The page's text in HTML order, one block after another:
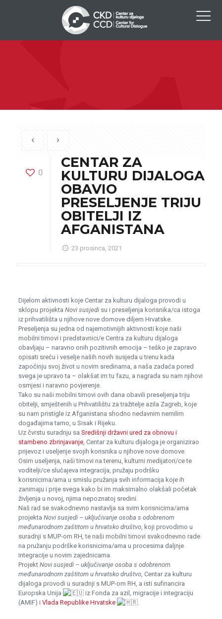
0
CENTAR ZA
KULTURU DIJALOGA
OBAVIO
PRESELJENJE TRIJU
OBITELJI IZ
AFGANISTANA
23 prosinca, 2021
Dijelom aktivnosti koje Centar za kulturu dijaloga provodi u
sklopu projekta Novi susjedisu i preseljenja korisnika/ca istoga
iz prihvatilišta u njihove nove domove diljem Hrvatske.
Preseljenja su jedna od najemotivnijih aktivnosti koje naši
mobilni timovi i predstavnici/e Centra za kulturu dijaloga
obavljaju – naravno onih pozitivnih emocija – teško je zapravo
opisati sreću i veselje naših novih susjeda u trenu kada
započinju svoj život u novim sredinama, a naša zadaća pored
svega je upravo ta – olakšat im tu fazu, a nagrada su nam njihovi
osmjesi i naravno povjerenje.
Tako su naši mobilni timovi ovih dana obavili preseljenja triju
obitelji, smještenih u Prihvatilištu za tražitelje azila Zagreb, koje
su nam pristigle iz Afganistana shodno nedavnim nemilim
događajima tamo, u Sisak i Rijeku.
Uz čvrstu suradnju sa Središnji državni ured za obnovu i
stambeno zbrinjavanje, Centar za kulturu dijaloga je organizirao
prijevoz i useljenje svojih korisnika u njihove nove domove.
Osim useljenja, naši timovi na terenu, kulturni medijatori/ce te
voditelji/ce slučajeva integracija, pružaju podršku
korisnicima/ama u smislu pružanja svih informacija koje ih
zanimaju i prije svega kako bi im maksimalno olakšali početak
življenja u novoj, njima nepoznatoj sredini.
Naš rad se svakodnevno nastavlja sa svim korisnicima/ama
projekta Novi susjedi – uključivanje osoba s odobrenom
međunarodnom zaštitom u hrvatsko društvo, koji provodimo u
suradnji s MUP-om RH, te naši mobilni timovi svakodnevno rade
na pružanju podrške korisnicima/ama u procesima daljnje
integracije u novim zajednicama.
Projekt Novi susjedi – uključivanje osoba s odobrenom
međunarodnom zaštitom u hrvatsko društvo, Centar za kulturu
dijaloga provodi u suradnji s MUP-om RH, a isti sufinancira
Europska Unija
iz Fonda za azil, migracije i integraciju
(AMIF) i Vlada Republike Hrvatske .